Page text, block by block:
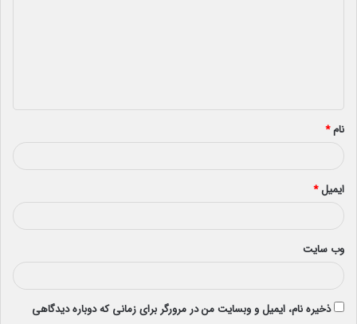
*
نام*
ایمیل*
وب‌ سایت
ذخیره نام، ایمیل و وبسایت من در مرورگر برای زمانی که دوباره دیدگاهی